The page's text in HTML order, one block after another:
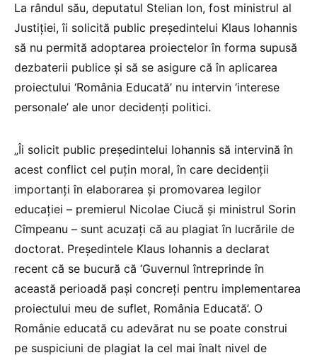
La rândul său, deputatul Stelian Ion, fost ministrul al
Justiţiei, îi solicită public preşedintelui Klaus Iohannis
să nu permită adoptarea proiectelor în forma supusă
dezbaterii publice şi să se asigure că în aplicarea
proiectului ‘România Educată’ nu intervin ‘interese
personale’ ale unor decidenţi politici.
„Îi solicit public preşedintelui Iohannis să intervină în
acest conflict cel puţin moral, în care decidenţii
importanţi în elaborarea şi promovarea legilor
educaţiei – premierul Nicolae Ciucă şi ministrul Sorin
Cîmpeanu – sunt acuzaţi că au plagiat în lucrările de
doctorat. Preşedintele Klaus Iohannis a declarat
recent că se bucură că ‘Guvernul întreprinde în
această perioadă paşi concreţi pentru implementarea
proiectului meu de suflet, România Educată’. O
Românie educată cu adevărat nu se poate construi
pe suspiciuni de plagiat la cel mai înalt nivel de